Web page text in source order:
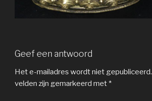
Geef een antwoord
Het e-mailadres wordt niet gepubliceerd.
velden zijn gemarkeerd met *